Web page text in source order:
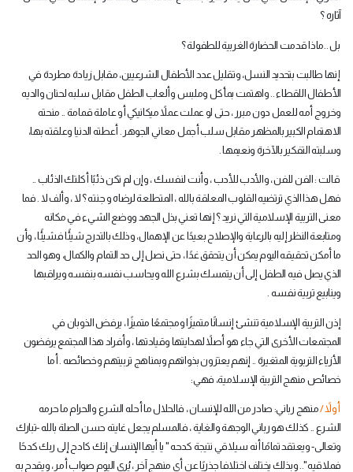
آثاره ؟
بل ..ماذا قدمت الحضارة الغربية للطفولة ؟
إنها طالبت بتحديد النسل، وتقليل عدد الأطفال الشرعيين، مقابل زيادة مطردة في
الأطفال اللقطاء .. واهتمت بمأكل وملبس وألعاب الطفل مقابل سلبه لحنان والديه
وخروج أمه للعمل دون مبرر ، حتى لو عملت عملاً ميكانيكي أو عاملة قمامة .. منحته
الاهتمام الكبير بالمظهر مقابل سلب أجمل معاني الجوهر . أعطته الدنيا وعلقته بها،
وسلبته التفكير بالآخرة ونعيمها .
قالت : الفن للفن ، والأدب للأدب ، وأنت لنفسك ، وإن لم تكن ذئبًا أكلتك الذئاب ..
فهل هذا الذي ترتضيه القلوب المعلقة بالله ، المتطلعة لرضاه و جنته ؟ لا ، وألف لا . فما
معنى التربية الإسلامية التي نريد ؟ إنها تعني بذل الجهد ووضع الشيء في مكانه
ومتابعة النظر إليه بالرعاية والإصلاح بعيدًا عن الإهمال، وذلك بالتدرج شيئًا فشيئًا ، وأن
ما أمكن تحقيقه اليوم يمكن أن يتحقق غدًا ، حتى نصل إلى حد التمام والكمال، وهو الحد
الذي يصل فيه الطفل إلى أن يتمسك بشرع الله ويحاسب نفسه بنفسه ويراقبها
وينابيع تربية نفسه .
إذن التربية الإسلامية تنشئ إنسانًا متميزًا ومجتمعًا متميزًا ، يرفض الذوبان في
المجتمعات الأخرى التي جاء هو أصلاً لهدايتها وقيادتها ، وأفراد هذا المجتمع يرفضون
الأزياء التربوية المتغيرة .. إنهم يعتزون بذواتهم وبمناهج تربيتهم وخصائصه . أما
خصائص منهج التربية الإسلامية، فهي:
أولاً /منهج رباني: صادر من الله للإنسان ، فالحلال ما أحله الشرع والحرام ما حرمه
الشرع .. كذلك هو رباني الوجهة والغاية ، فالمسلم يجعل غايته حسن الصلة بالله -تبارك
وتعالى- ويعتقد تمامًا أنه سيلاقي نتيجة كدحه " يا أيها الإنسان إنك كادح إلى ربك كدحًا
فملاقيه".. وبذلك يختلف اختلافا جذريًا عن أي منهج آخر ، يُرى اليوم صواب أمر ، ويقدح به